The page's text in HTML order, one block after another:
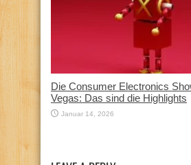
Die Consumer Electronics
Vegas: Das sind die Highlights
Januar 14, 2026